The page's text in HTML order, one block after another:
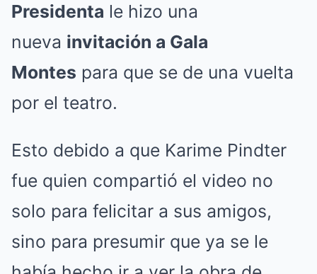
Presidenta le hizo una
nueva invitación a Gala
Montes para que se de una vuelta
por el teatro.
Esto debido a que Karime Pindter
fue quien compartió el video no
solo para felicitar a sus amigos,
sino para presumir que ya se le